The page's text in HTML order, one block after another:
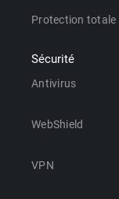
Protection totale
Sécurité
Antivirus
WebShield
VPN